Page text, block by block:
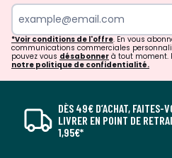
*Voir conditions de l'offre. En vous
communications commerciales
pouvez vous désabonner à tout moment.
notre politique de confidentialité.
DÈS 49€ D’ACHAT, FAITES-
LIVRER EN POINT DE
1,95€*